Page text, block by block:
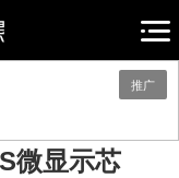
推广
微显示芯